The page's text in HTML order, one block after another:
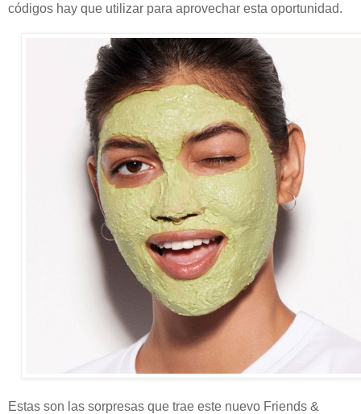
códigos hay que utilizar para aprovechar esta oportunidad.
Estas son las sorpresas que trae este nuevo Friends &